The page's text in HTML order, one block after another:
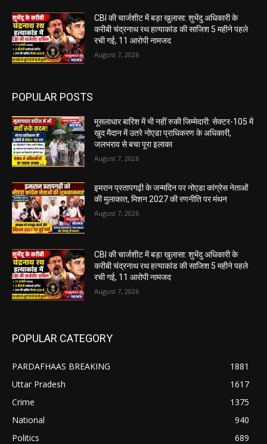
CBI की चार्जशीट में बड़ा खुलासा: शुभेंदु अधिकारी के
करीबी चंद्रनाथ रथ हत्याकांड की साजिश 5 महीने पहले
रची गई, 11 आरोपी नामजद
August 7, 2026
POPULAR POSTS
मूसलाधार बारिश में भी नहीं रुकी जिम्मेदारी: सेक्टर-105 में
खुद मैदान में उतरे नोएडा प्राधिकरण के अधिकारी,
जलभराव से बचा पूरा इलाका
August 7, 2026
इमरान प्रतापगढ़ी के जन्मदिन पर नोएडा कांग्रेस नेताओं
की मुलाकात, मिशन 2027 की रणनीति पर मंथन
August 7, 2026
CBI की चार्जशीट में बड़ा खुलासा: शुभेंदु अधिकारी के
करीबी चंद्रनाथ रथ हत्याकांड की साजिश 5 महीने पहले
रची गई, 11 आरोपी नामजद
August 7, 2026
POPULAR CATEGORY
PARDAFHAAS BREAKING
1881
Uttar Pradesh
1617
Crime
1375
National
940
Politics
689